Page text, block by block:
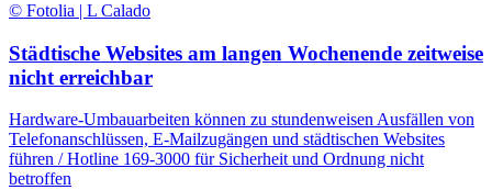
© Fotolia | L Calado
Städtische Websites am langen Wochenende zeitweise
nicht erreichbar
Hardware-Umbauarbeiten können zu stundenweisen Ausfällen von
Telefonanschlüssen, E-Mailzugängen und städtischen Websites
führen / Hotline 169-3000 für Sicherheit und Ordnung nicht
betroffen